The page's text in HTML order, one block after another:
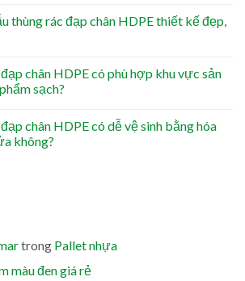
thùng rác đạp chân HDPE thiết kế đẹp,
chân HDPE có phù hợp khu vực sản
sạch?
chân HDPE có dễ vệ sinh bằng hóa
không?
trong Pallet nhựa
màu đen giá rẻ